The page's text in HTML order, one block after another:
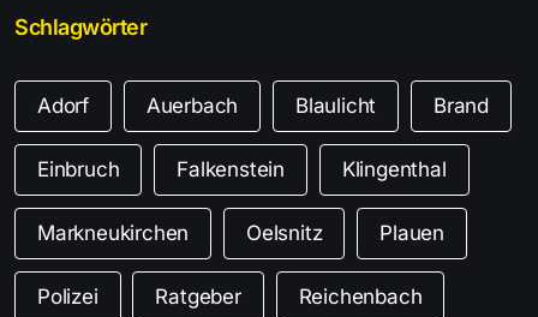
Schlagwörter
Adorf Auerbach Blaulicht Brand
Einbruch Falkenstein Klingenthal
Markneukirchen Oelsnitz Plauen
Polizei Ratgeber Reichenbach